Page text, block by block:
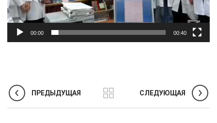
00:00 00:40
ПРЕДЫДУЩАЯ СЛЕДУЮЩАЯ